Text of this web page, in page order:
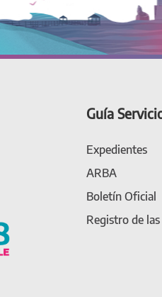
Guía
Expedientes
ARBA
Boletín Oficial
Registro de